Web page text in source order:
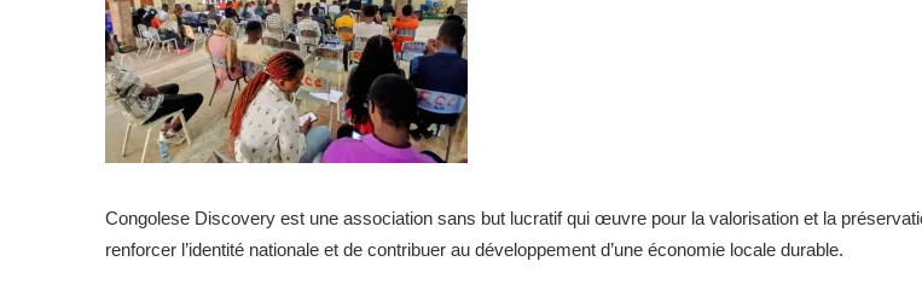
Congolese Discovery est une association sans but lucratif qui œuvre pour la valorisation et la
renforcer l’identité nationale et de contribuer au développement d’une économie locale durable.